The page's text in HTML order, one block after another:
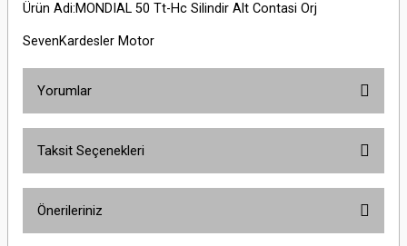
Ürün Adi:MONDIAL 50 Tt-Hc Silindir Alt Contasi Orj
SevenKardesler Motor
Yorumlar
Taksit Seçenekleri
Önerileriniz